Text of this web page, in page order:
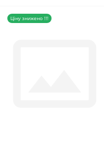
Ціну знижено !!!